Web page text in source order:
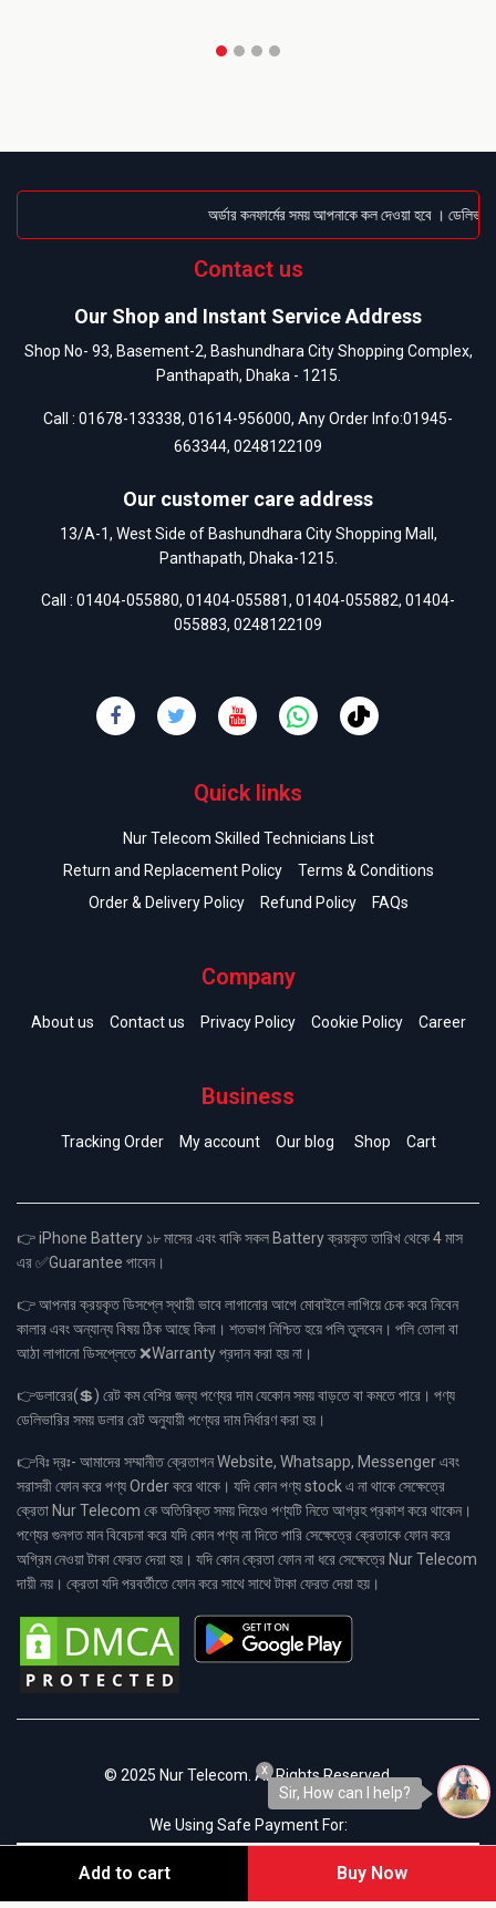
অর্ডার কনফার্মের সময় আপনাকে কল দেওয়া হবে ।
Contact us
Our Shop and Instant Service Address
Shop No- 93, Basement-2, Bashundhara City Shopping Complex,
Panthapath, Dhaka - 1215.
Call : 01678-133338, 01614-956000, Any Order Info:01945-
663344, 0248122109
Our customer care address
13/A-1, West Side of Bashundhara City Shopping Mall,
Panthapath, Dhaka-1215.
Call : 01404-055880, 01404-055881, 01404-055882, 01404-
055883, 0248122109
Quick links
Nur Telecom Skilled Technicians List
Return and Replacement Policy
Terms & Conditions
Order & Delivery Policy
Refund Policy FAQs
Company
About us Contact us Privacy Policy Cookie Policy Career
Business
Tracking Order My account Our blog Shop Cart
👉 iPhone Battery ১৮ মাসের এবং বাকি সকল Battery ক্রয়কৃত তারিখ থেকে 4 মাস
এর ✅Guarantee পাবেন।
👉 আপনার ক্রয়কৃত ডিসপ্লে স্থায়ী ভাবে লাগানোর আগে মোবাইলে লাগিয়ে চেক করে নিবেন
কালার এবং অন্যান্য বিষয় ঠিক আছে কিনা। শতভাগ নিশ্চিত হয়ে পলি তুলবেন। পলি তোলা বা
আঠা লাগানো ডিসপ্লেতে ❌Warranty প্রদান করা হয় না।
👉ডলারের(💲) রেট কম বেশির জন্য পণ্যের দাম যেকোন সময় বাড়তে বা কমতে পারে। পণ্য
ডেলিভারির সময় ডলার রেট অনুযায়ী পণ্যের দাম নির্ধারণ করা হয়।
👉বিঃ দ্রঃ- আমাদের সম্মানীত ক্রেতাগন Website, Whatsapp, Messenger এবং
সরাসরী ফোন করে পণ্য Order করে থাকে। যদি কোন পণ্য stock এ না থাকে সেক্ষেত্রে
ক্রেতা Nur Telecom কে অতিরিক্ত সময় দিয়েও পণ্যটি নিতে আগ্রহ প্রকাশ করে থাকেন।
পণ্যের গুনগত মান বিবেচনা করে যদি কোন পণ্য না দিতে পারি সেক্ষেত্রে ক্রেতাকে ফোন করে
অগ্রিম নেওয়া টাকা ফেরত দেয়া হয়। যদি কোন ক্রেতা ফোন না ধরে সেক্ষেত্রে Nur Telecom
দায়ী নয়। ক্রেতা যদি পরবর্তীতে ফোন করে সাথে সাথে টাকা ফেরত দেয়া হয়।
© 2025 Nur Telecom. All Rights Reserved.
We Using Safe Payment For:
Add to cart Buy Now
Sir, How can I help?
x